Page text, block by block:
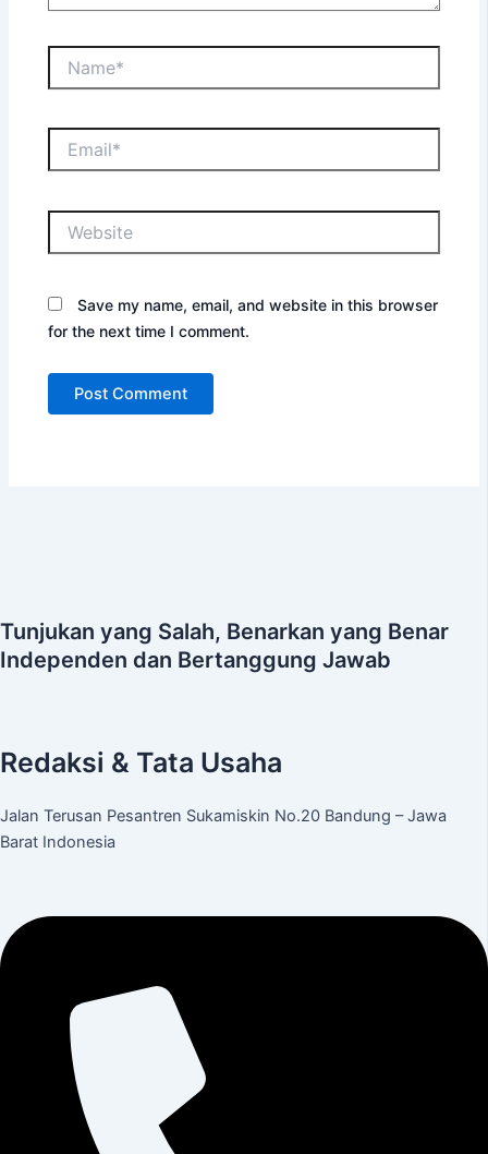
Save my name, email, and website in this browser
for the next time I comment.
Tunjukan yang Salah, Benarkan yang Benar
Independen dan Bertanggung Jawab
Redaksi & Tata Usaha
Jalan Terusan Pesantren Sukamiskin No.20 Bandung – Jawa
Barat Indonesia